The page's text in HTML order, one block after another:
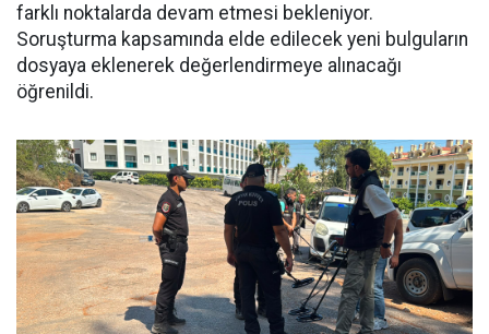
farklı noktalarda devam etmesi bekleniyor.
Soruşturma kapsamında elde edilecek yeni bulguların
dosyaya eklenerek değerlendirmeye alınacağı
öğrenildi.